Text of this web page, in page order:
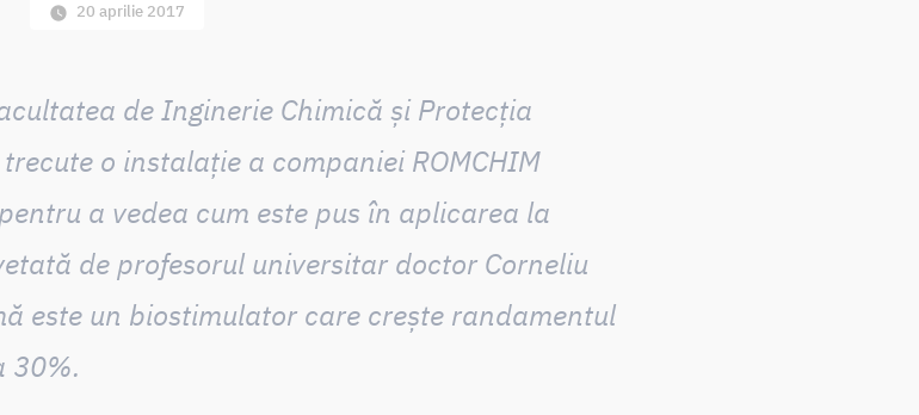
20 aprilie 2017
de Inginerie Chimică și Protecția
o instalație a companiei ROMCHIM
a vedea cum este pus în aplicarea la
de profesorul universitar doctor Corneliu
este un biostimulator care crește randamentul
30%.